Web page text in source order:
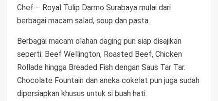
Chef – Royal Tulip Darmo Surabaya mulai dari
berbagai macam salad, soup dan pasta.
Berbagai macam olahan daging pun siap disajikan
seperti: Beef Wellington, Roasted Beef, Chicken
Rollade hingga Breaded Fish dengan Saus Tar Tar.
Chocolate Fountain dan aneka cokelat pun juga sudah
dipersiapkan khusus untuk si buah hati.